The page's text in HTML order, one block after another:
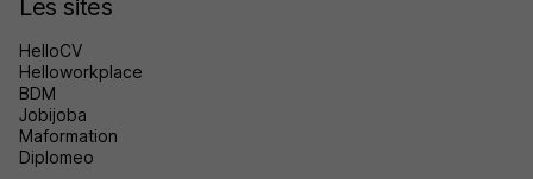
Les sites
HelloCV
Helloworkplace
BDM
Jobijoba
Maformation
Diplomeo